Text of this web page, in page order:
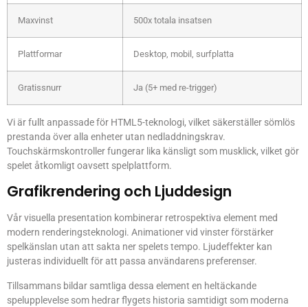
Maxvinst 500x totala insatsen
Plattformar Desktop, mobil, surfplatta
Gratissnurr Ja (5+ med re-trigger)
Vi är fullt anpassade för HTML5-teknologi, vilket säkerställer sömlös
prestanda över alla enheter utan nedladdningskrav.
Touchskärmskontroller fungerar lika känsligt som musklick, vilket gör
spelet åtkomligt oavsett spelplattform.
Grafikrendering och Ljuddesign
Vår visuella presentation kombinerar retrospektiva element med
modern renderingsteknologi. Animationer vid vinster förstärker
spelkänslan utan att sakta ner spelets tempo. Ljudeffekter kan
justeras individuellt för att passa användarens preferenser.
Tillsammans bildar samtliga dessa element en heltäckande
spelupplevelse som hedrar flygets historia samtidigt som moderna